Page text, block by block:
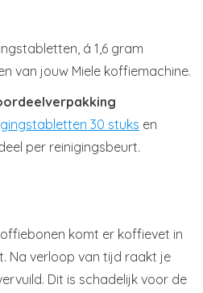
á 1,6 gram
van jouw Miele koffiemachine.
30 stuks en
per reinigingsbeurt.
komt er koffievet in
Na verloop van tijd raakt je
Dit is schadelijk voor de